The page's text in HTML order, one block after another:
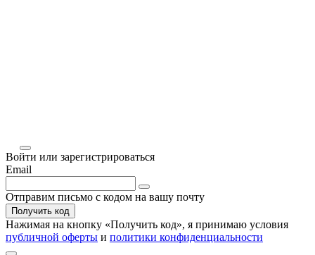
Войти или зарегистрироваться
Email
Отправим письмо с кодом на вашу почту
Получить код
Нажимая на кнопку «Получить код», я принимаю условия
публичной оферты и политики конфиденциальности